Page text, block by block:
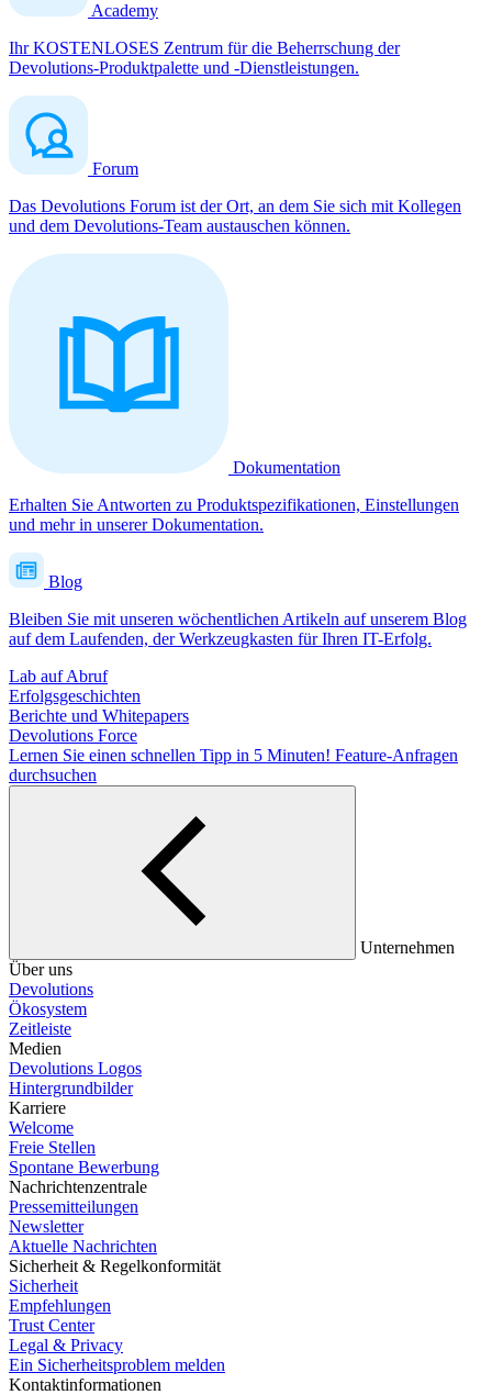
Academy
Ihr KOSTENLOSES Zentrum für die Beherrschung der
Devolutions-Produktpalette und -Dienstleistungen.
Forum
Das Devolutions Forum ist der Ort, an dem Sie sich mit Kollegen
und dem Devolutions-Team austauschen können.
Dokumentation
Erhalten Sie Antworten zu Produktspezifikationen, Einstellungen
und mehr in unserer Dokumentation.
Blog
Bleiben Sie mit unseren wöchentlichen Artikeln auf unserem Blog
auf dem Laufenden, der Werkzeugkasten für Ihren IT-Erfolg.
Lab auf Abruf
Erfolgsgeschichten
Berichte und Whitepapers
Devolutions Force
Lernen Sie einen schnellen Tipp in 5 Minuten! Feature-Anfragen
durchsuchen
Unternehmen
Über uns
Devolutions
Ökosystem
Zeitleiste
Medien
Devolutions Logos
Hintergrundbilder
Karriere
Welcome
Freie Stellen
Spontane Bewerbung
Nachrichtenzentrale
Pressemitteilungen
Newsletter
Aktuelle Nachrichten
Sicherheit & Regelkonformität
Sicherheit
Empfehlungen
Trust Center
Legal & Privacy
Ein Sicherheitsproblem melden
Kontaktinformationen